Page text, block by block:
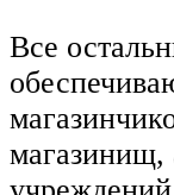
Все
магазинищ,